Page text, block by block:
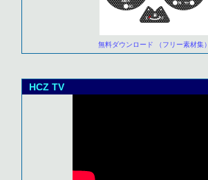
無料ダウンロード （フリー素材集）
HCZ TV